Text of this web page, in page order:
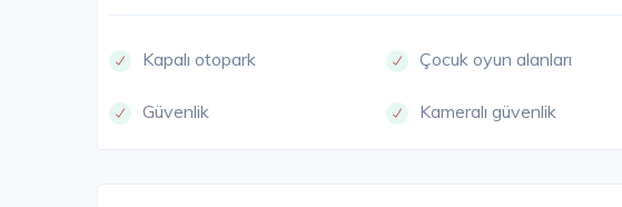
Kapalı otopark Çocuk oyun alanları
Güvenlik Kameralı güvenlik